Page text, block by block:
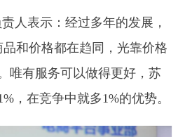
人表示：经过多年的发展，
和价格都在趋同，光靠价格
唯有服务可以做得更好，苏
，在竞争中就多1%的优势。